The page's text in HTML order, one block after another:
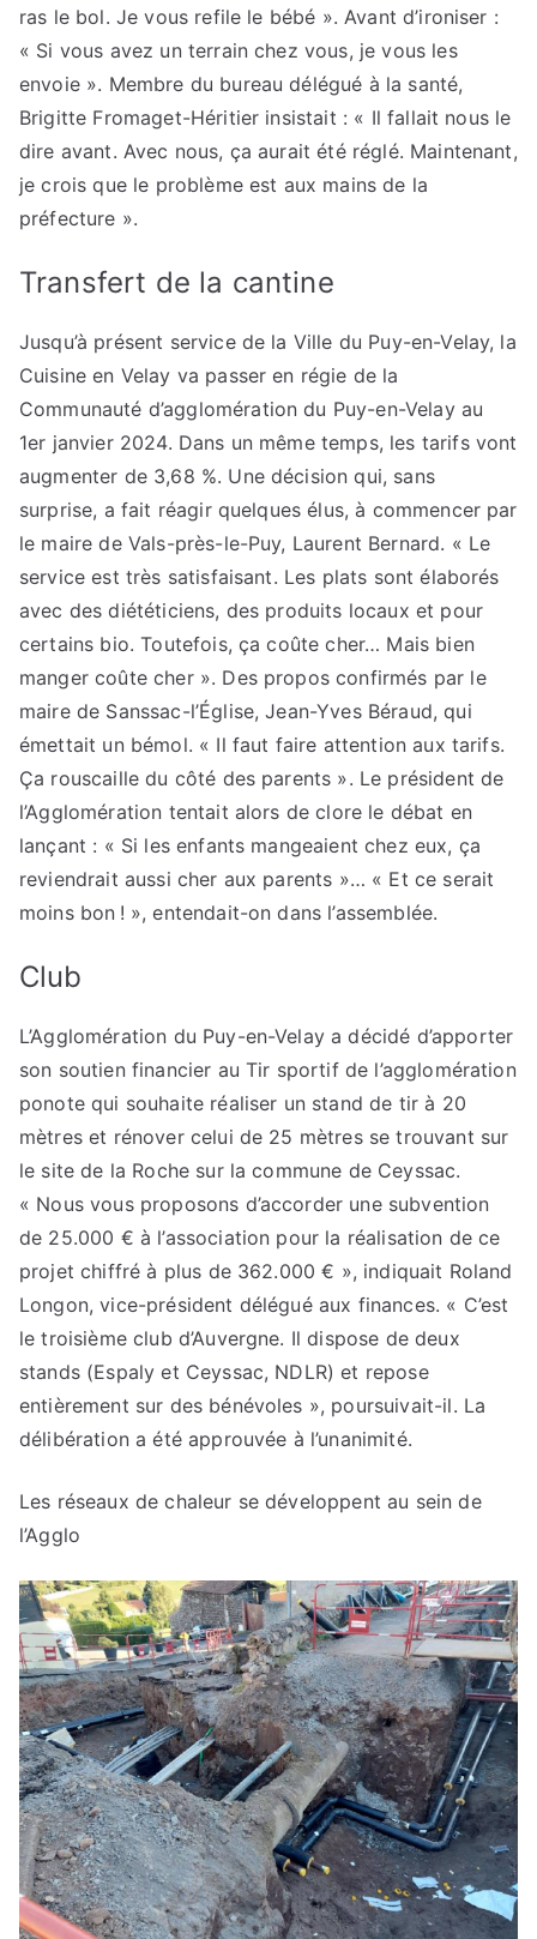
ras le bol. Je vous refile le bébé ». Avant d’ironiser :
« Si vous avez un terrain chez vous, je vous les
envoie ». Membre du bureau délégué à la santé,
Brigitte Fromaget-Héritier insistait : « Il fallait nous le
dire avant. Avec nous, ça aurait été réglé. Maintenant,
je crois que le problème est aux mains de la
préfecture ».
Transfert de la cantine
Jusqu’à présent service de la Ville du Puy-en-Velay, la
Cuisine en Velay va passer en régie de la
Communauté d’agglomération du Puy-en-Velay au
1er janvier 2024. Dans un même temps, les tarifs vont
augmenter de 3,68 %. Une décision qui, sans
surprise, a fait réagir quelques élus, à commencer par
le maire de Vals-près-le-Puy, Laurent Bernard. « Le
service est très satisfaisant. Les plats sont élaborés
avec des diététiciens, des produits locaux et pour
certains bio. Toutefois, ça coûte cher… Mais bien
manger coûte cher ». Des propos confirmés par le
maire de Sanssac-l’Église, Jean-Yves Béraud, qui
émettait un bémol. « Il faut faire attention aux tarifs.
Ça rouscaille du côté des parents ». Le président de
l’Agglomération tentait alors de clore le débat en
lançant : « Si les enfants mangeaient chez eux, ça
reviendrait aussi cher aux parents »… « Et ce serait
moins bon ! », entendait-on dans l’assemblée.
Club
L’Agglomération du Puy-en-Velay a décidé d’apporter
son soutien financier au Tir sportif de l’agglomération
ponote qui souhaite réaliser un stand de tir à 20
mètres et rénover celui de 25 mètres se trouvant sur
le site de la Roche sur la commune de Ceyssac.
« Nous vous proposons d’accorder une subvention
de 25.000 € à l’association pour la réalisation de ce
projet chiffré à plus de 362.000 € », indiquait Roland
Longon, vice-président délégué aux finances. « C’est
le troisième club d’Auvergne. Il dispose de deux
stands (Espaly et Ceyssac, NDLR) et repose
entièrement sur des bénévoles », poursuivait-il. La
délibération a été approuvée à l’unanimité.
Les réseaux de chaleur se développent au sein de
l’Agglo